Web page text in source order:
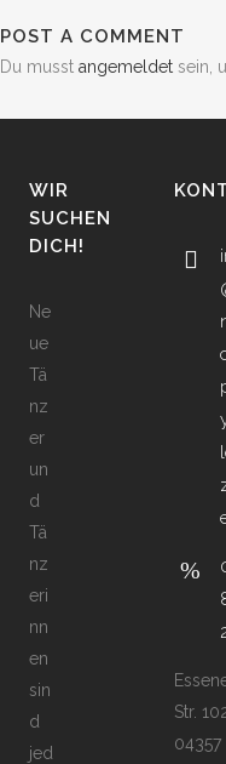
POST A COMMENT
Du musst angemeldet sein,
WIR
SUCHEN
DICH!
Ne
ue
Tä
nz
er
un
d
Tä
nz
eri
nn
en
sin
d
jed
Str.
04357